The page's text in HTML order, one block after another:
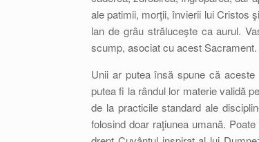
ale patimii, morţii, învierii lui Cristos
lan de grâu străluceşte ca aurul.
scump, asociat cu acest Sacrament.
Unii ar putea însă spune că
putea fi la rândul lor materie validă
de la practicile standard ale
folosind doar raţiunea umană.